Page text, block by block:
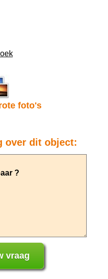
foto's
over dit object: